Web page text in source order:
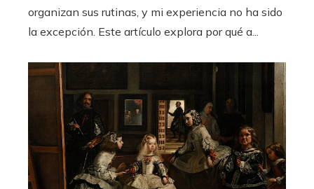
organizan sus rutinas, y mi experiencia no ha sido
la excepción. Este artículo explora por qué a...